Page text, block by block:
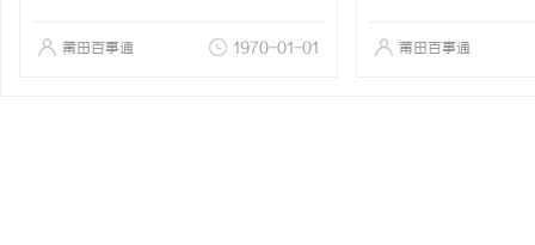
莆田百事通 1970-01-01 莆田百事通